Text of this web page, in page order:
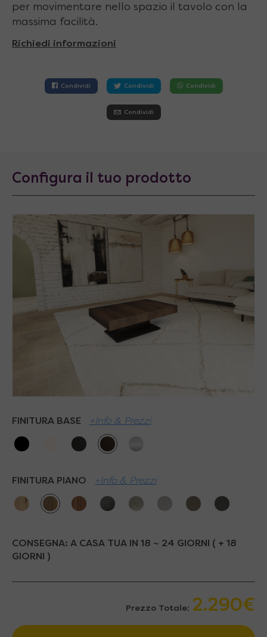
per movimentare nello spazio il tavolo con la
massima facilità.
Richiedi informazioni
Condividi Condividi Condividi
Condividi
Configura il tuo prodotto
FINITURA BASE +Info & Prezzi
FINITURA PIANO +Info & Prezzi
CONSEGNA: A CASA TUA IN 18 ~ 24 GIORNI ( + 18
GIORNI )
Prezzo Totale: 2.290€